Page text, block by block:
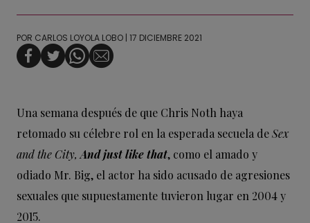
POR CARLOS LOYOLA LOBO | 17 DICIEMBRE 2021
Una semana después de que Chris Noth haya
retomado su célebre rol en la esperada secuela deSex
and the City, And just like that, como el amado y
odiado Mr. Big, el actor ha sido acusado de agresiones
sexuales que supuestamente tuvieron lugar en 2004 y
2015.